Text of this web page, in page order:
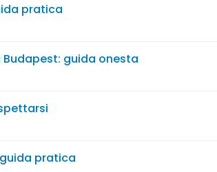
pratica
Budapest: guida onesta
pratica